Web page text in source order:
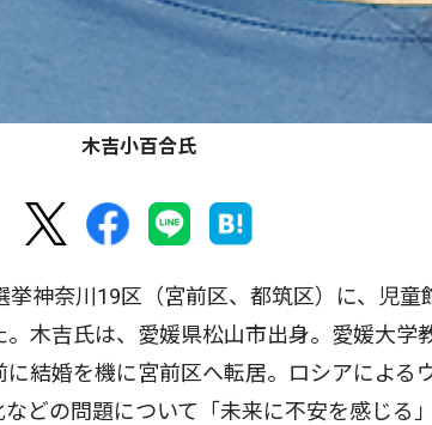
木吉小百合氏
神奈川19区（宮前区、都筑区）に、児童
木吉氏は、愛媛県松山市出身。愛媛大学
結婚を機に宮前区へ転居。ロシアによる
どの問題について「未来に不安を感じる